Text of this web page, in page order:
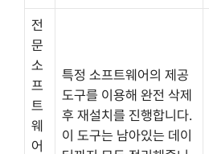
전
문
소
프
트
웨
어
특정 소프트웨어의 제공
도구를 이용해 완전 삭제
후 재설치를 진행합니다.
이 도구는 남아있는 데이